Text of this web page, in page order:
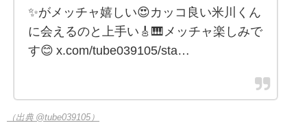
✨がメッチャ嬉しい😍カッコ良い米川くん
に会えるのと上手い🎸🎹メッチャ楽しみで
す😊 x.com/tube039105/sta…
（出典 @tube039105）